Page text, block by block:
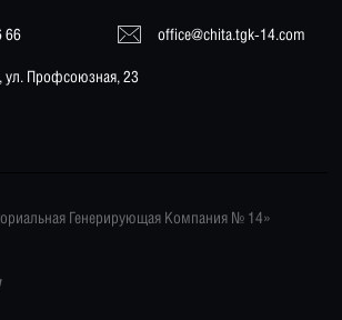
66 office@chita.tgk-14.com
ул. Профсоюзная, 23
Генерирующая Компания № 14»